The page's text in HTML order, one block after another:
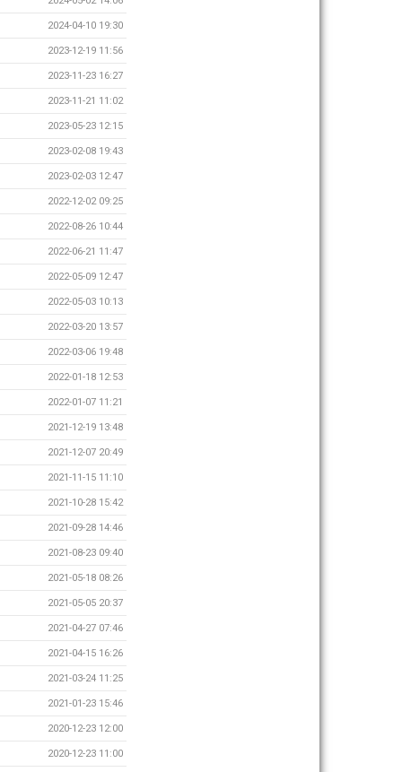
2024-04-10 19:30
2023-12-19 11:56
2023-11-23 16:27
2023-11-21 11:02
2023-05-23 12:15
2023-02-08 19:43
2023-02-03 12:47
2022-12-02 09:25
2022-08-26 10:44
2022-06-21 11:47
2022-05-09 12:47
2022-05-03 10:13
2022-03-20 13:57
2022-03-06 19:48
2022-01-18 12:53
2022-01-07 11:21
2021-12-19 13:48
2021-12-07 20:49
2021-11-15 11:10
2021-10-28 15:42
2021-09-28 14:46
2021-08-23 09:40
2021-05-18 08:26
2021-05-05 20:37
2021-04-27 07:46
2021-04-15 16:26
2021-03-24 11:25
2021-01-23 15:46
2020-12-23 12:00
2020-12-23 11:00